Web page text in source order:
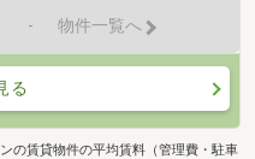
- 物件一覧へ
る
の賃貸物件の平均賃料（管理費・駐車